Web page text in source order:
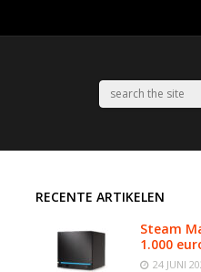
RECENTE ARTIKELEN
Steam
1.000
24 JUNI